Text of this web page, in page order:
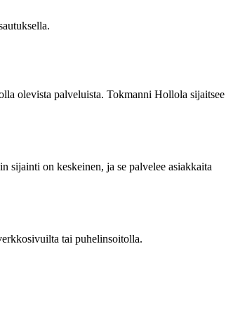
olevista palveluista. Tokmanni Hollola sijaitsee
sijainti on keskeinen, ja se palvelee asiakkaita
tai puhelinsoitolla.